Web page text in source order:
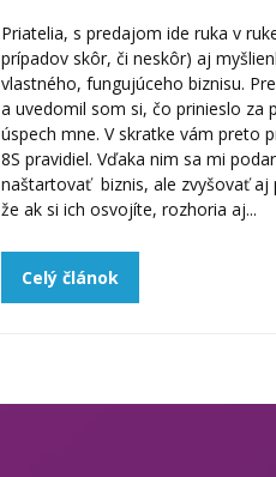
Priatelia, s predajom ide ruka v
prípadov skôr, či neskôr) aj
vlastného, fungujúceho biznisu.
a uvedomil som si, čo prinieslo za
úspech mne. V skratke vám preto
8S pravidiel. Vďaka nim sa mi
naštartovať biznis, ale zvyšovať aj
že ak si ich osvojíte, rozhoria aj...
Celý článok